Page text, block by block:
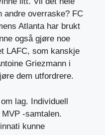
andre overraske? FC
Atlanta har brukt
også gjøre noe
LAFC, som kanskje
Griezmann i
dem utfordrere.
lag. Individuell
-samtalen.
kunne